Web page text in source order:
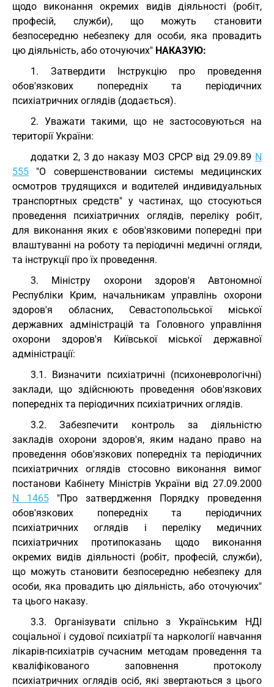
щодо виконання окремих видів діяльності (робіт,
професій, служби), що можуть становити
безпосередню небезпеку для особи, яка провадить
цю діяльність, або оточуючих" НАКАЗУЮ:
1. Затвердити Інструкцію про проведення
обов'язкових попередніх та періодичних
психіатричних оглядів (додається).
2. Уважати такими, що не застосовуються на
території України:
додатки 2, 3 до наказу МОЗ СРСР від 29.09.89 N
555 "О совершенствовании системы медицинских
осмотров трудящихся и водителей индивидуальных
транспортных средств" у частинах, що стосуються
проведення психіатричних оглядів, переліку робіт,
для виконання яких є обов'язковими попередні при
влаштуванні на роботу та періодичні медичні огляди,
та інструкції про їх проведення.
3. Міністру охорони здоров'я Автономної
Республіки Крим, начальникам управлінь охорони
здоров'я обласних, Севастопольської міської
державних адміністрацій та Головного управління
охорони здоров'я Київської міської державної
адміністрації:
3.1. Визначити психіатричні (психоневрологічні)
заклади, що здійснюють проведення обов'язкових
попередніх та періодичних психіатричних оглядів.
3.2. Забезпечити контроль за діяльністю
закладів охорони здоров'я, яким надано право на
проведення обов'язкових попередніх та періодичних
психіатричних оглядів стосовно виконання вимог
постанови Кабінету Міністрів України від 27.09.2000
N 1465 "Про затвердження Порядку проведення
обов'язкових попередніх та періодичних
психіатричних оглядів і переліку медичних
психіатричних протипоказань щодо виконання
окремих видів діяльності (робіт, професій, служби),
що можуть становити безпосередню небезпеку для
особи, яка провадить цю діяльність, або оточуючих"
та цього наказу.
3.3. Організувати спільно з Українським НДІ
соціальної і судової психіатрії та наркології навчання
лікарів-психіатрів сучасним методам проведення та
кваліфікованого заповнення протоколу
психіатричних оглядів осіб, які звертаються з цього